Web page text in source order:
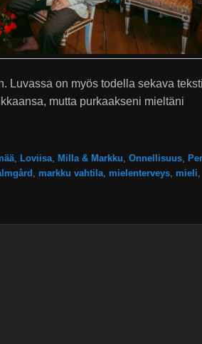
Luvassa on myös todella sekava
mutta purkaakseni mieltäni
Loviisa Milla & Markku Onnellisuus
markku vahtila mielenterveys mieli